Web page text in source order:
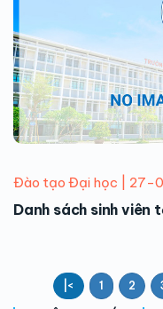
Đào tạo Đại học | 27-
Danh sách sinh viên
|< 1 2